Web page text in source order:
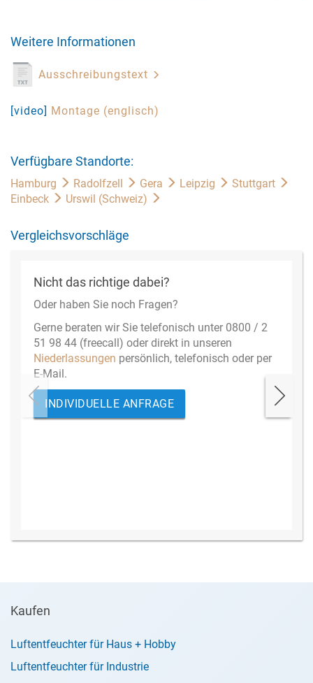
Weitere Informationen
Ausschreibungstext
[video] Montage (englisch)
Verfügbare Standorte:
Hamburg Radolfzell Gera Leipzig
Stuttgart
Einbeck
Urswil (Schweiz)
Vergleichsvorschläge
Nicht das richtige dabei?
Oder haben Sie noch Fragen?
Gerne beraten wir Sie telefonisch unter 0800 / 2
51 98 44 (freecall) oder direkt in unseren
Niederlassungen persönlich, telefonisch oder per
E-Mail.
INDIVIDUELLE ANFRAGE
Kaufen
Luftentfeuchter für Haus + Hobby
Luftentfeuchter für Industrie